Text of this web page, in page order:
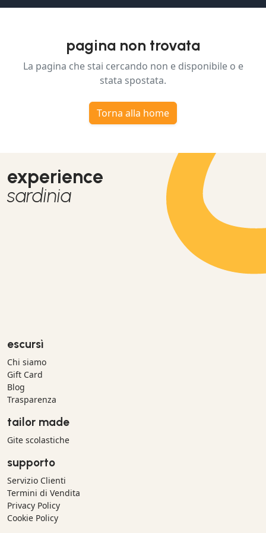
pagina non trovata
La pagina che stai cercando non e disponibile o e
stata spostata.
Torna alla home
experience
sardinia
escursì
Chi siamo
Gift Card
Blog
Trasparenza
tailor made
Gite scolastiche
supporto
Servizio Clienti
Termini di Vendita
Privacy Policy
Cookie Policy